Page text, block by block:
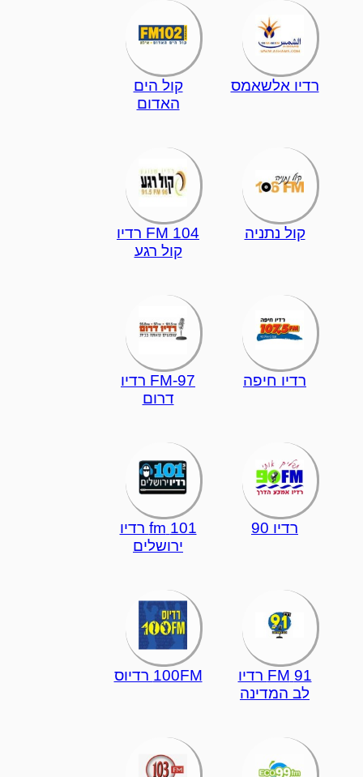
רדיו אלשאמס
קול הים
האדום
קול נתניה
104 FM רדיו
קול רגע
רדיו חיפה
97-FM רדיו
דרום
רדיו 90
101 fm רדיו
ירושלים
91 FM רדיו
לב המדינה
100FM רדיוס